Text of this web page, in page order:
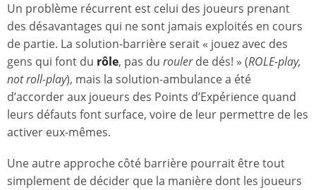
Un problème récurrent est celui des joueurs prenant
des désavantages qui ne sont jamais exploités en cours
de partie. La solution-barrière serait « jouez avec des
gens qui font du rôle, pas du roulerde dés! » (ROLE-play,
not roll-play), mais la solution-ambulance a été
d’accorder aux joueurs des Points d’Expérience quand
leurs défauts font surface, voire de leur permettre de les
activer eux-mêmes.
Une autre approche côté barrière pourrait être tout
simplement de décider que la manière dont les joueurs